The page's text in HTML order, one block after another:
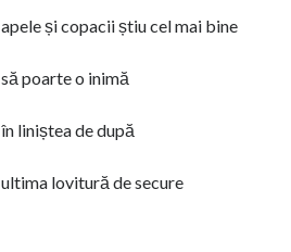
apele și copacii știu cel mai bine
să poarte o inimă
în liniștea de după
ultima lovitură de secure